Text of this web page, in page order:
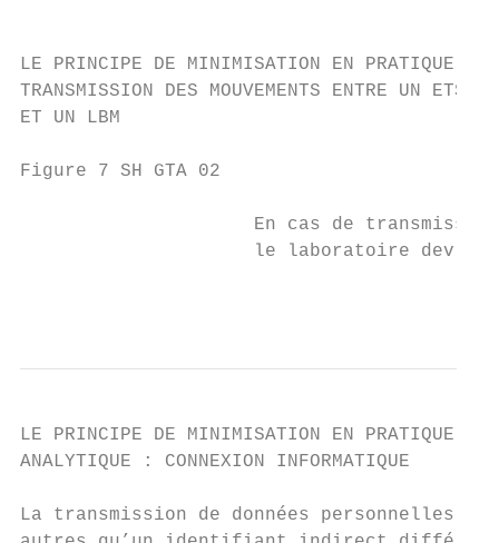
LE PRINCIPE DE MINIMISATION EN PRATIQUE
TRANSMISSION DES MOUVEMENTS ENTRE UN ETS
ET UN LBM
Figure 7 SH GTA 02
En cas de
le laboratoire
LE PRINCIPE DE MINIMISATION EN PRATIQUE
ANALYTIQUE : CONNEXION INFORMATIQUE
La transmission de données personnelles